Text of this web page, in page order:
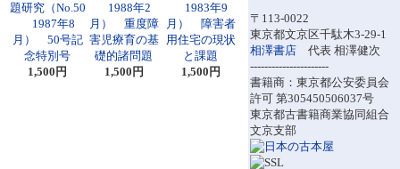
〒113-0022
東京都文京区千駄木3-29-1
相澤書店 代表 相澤健次
----------------------
書籍商：東京都公安委員会
許可 第305450506037号
東京都古書籍商業協同組合
文京支部
題研究（No.50
1987年8
月） 50号記
念特別号
1,500円
1988年2
月） 重度障
害児療育の基
礎的諸問題
1,500円
1983年9
月） 障害者
用住宅の現状
と課題
1,500円